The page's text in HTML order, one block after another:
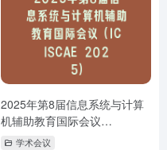
2025年第8届信息系统与计算
机辅助教育国际会议
（ICISCAE 2025）
学术会议